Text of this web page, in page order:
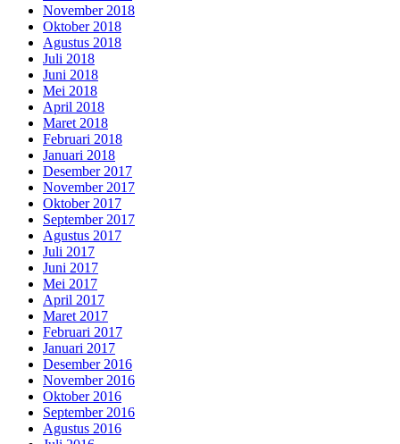
November 2018
Oktober 2018
Agustus 2018
Juli 2018
Juni 2018
Mei 2018
April 2018
Maret 2018
Februari 2018
Januari 2018
Desember 2017
November 2017
Oktober 2017
September 2017
Agustus 2017
Juli 2017
Juni 2017
Mei 2017
April 2017
Maret 2017
Februari 2017
Januari 2017
Desember 2016
November 2016
Oktober 2016
September 2016
Agustus 2016